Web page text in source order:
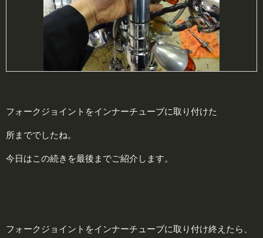
フォークジョイントをインナーチューブに取り付けた
所まででしたね。
今日はこの続きを最後までご紹介します。
フォークジョイントをインナーチューブに取り付け終えたら、